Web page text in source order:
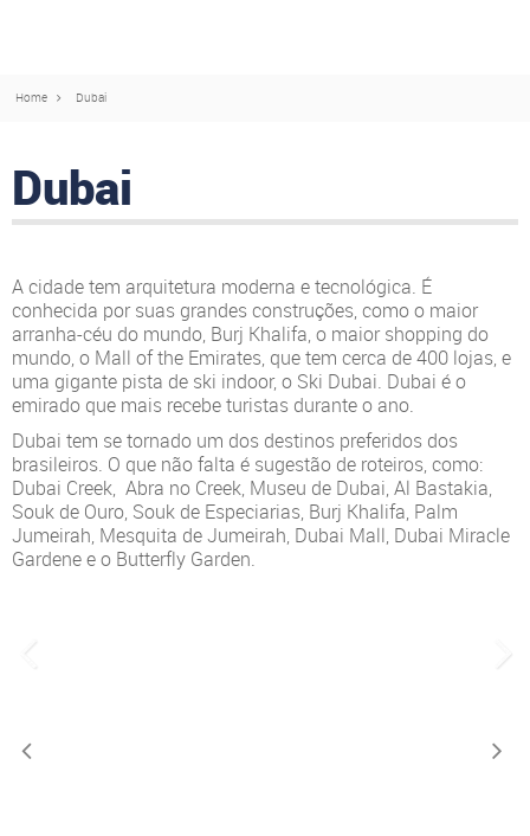
Home Dubai
Dubai
A cidade tem arquitetura moderna e tecnológica. É
conhecida por suas grandes construções, como o maior
arranha-céu do mundo, Burj Khalifa, o maior shopping do
mundo, o Mall of the Emirates, que tem cerca de 400 lojas, e
uma gigante pista de ski indoor, o Ski Dubai. Dubai é o
emirado que mais recebe turistas durante o ano.
Dubai tem se tornado um dos destinos preferidos dos
brasileiros. O que não falta é sugestão de roteiros, como:
Dubai Creek, Abra no Creek, Museu de Dubai, Al Bastakia,
Souk de Ouro, Souk de Especiarias, Burj Khalifa, Palm
Jumeirah, Mesquita de Jumeirah, Dubai Mall, Dubai Miracle
Gardene e o Butterfly Garden.